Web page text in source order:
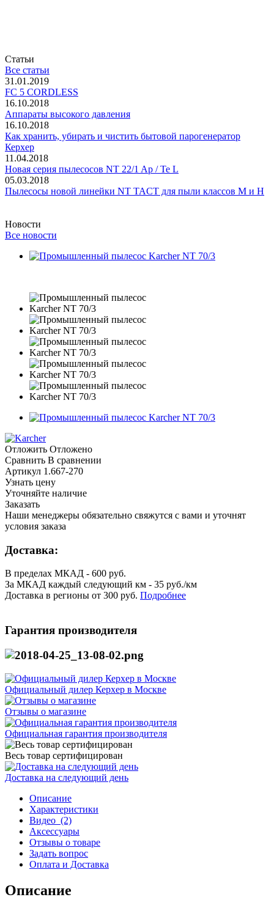
Статьи
Все статьи
31.01.2019
FC 5 CORDLESS
16.10.2018
Аппараты высокого давления
16.10.2018
Как хранить, убирать и чистить бытовой парогенератор
Керхер
11.04.2018
Новая серия пылесосов NT 22/1 Ap / Te L
05.03.2018
Пылесосы новой линейки NT TACT для пыли классов M и H
Новости
Все новости
Отложить Отложено
Сравнить В сравнении
Артикул 1.667-270
Узнать цену
Уточняйте наличие
Заказать
Наши менеджеры обязательно свяжутся с вами и уточнят
условия заказа
Доставка:
В пределах МКАД - 600 руб.
За МКАД каждый следующий км - 35 руб./км
Доставка в регионы от 300 руб. Подробнее
Гарантия производителя
Официальный дилер Керхер в Москве
Отзывы о магазине
Официальная гарантия производителя
Весь товар сертифицирован
Доставка на следующий день
Описание
Характеристики
Видео (2)
Аксессуары
Отзывы о товаре
Задать вопрос
Оплата и Доставка
Описание